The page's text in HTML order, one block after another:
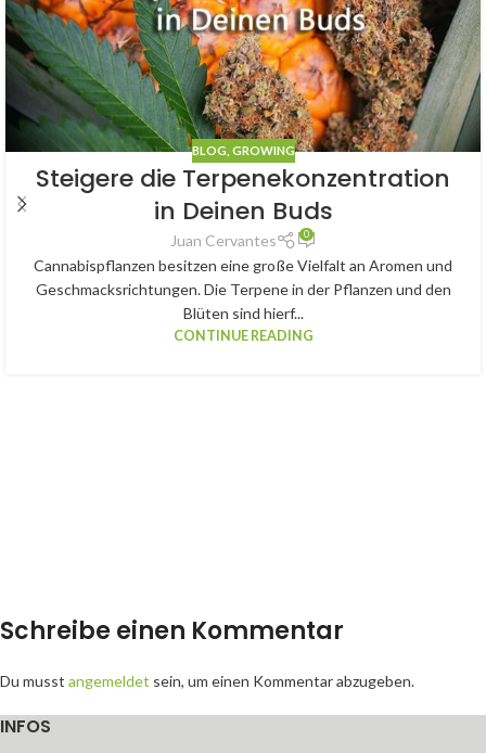
BLOG GROWING
Steigere die Terpenekonzentration
in Deinen Buds
Juan Cervantes 0
Cannabispflanzen besitzen eine große Vielfalt an Aromen und
Geschmacksrichtungen. Die Terpene in der Pflanzen und den
Blüten sind hierf...
CONTINUE READING
Schreibe einen Kommentar
Du musst angemeldet sein, um einen Kommentar abzugeben.
INFOS